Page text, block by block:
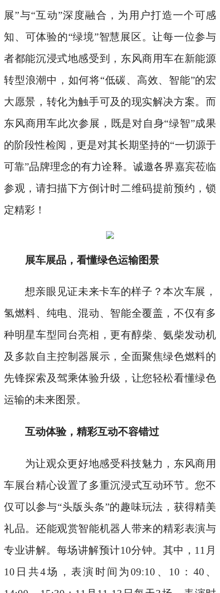
展”与“互动”深度融合，为用户打造一个可感
知、可体验的“绿境”智慧展区。让每一位参与
者都能沉浸式地感受到，东风商用车在新能源
转型浪潮中，如何将“低碳、高效、智能”的宏
大愿景，转化为触手可及的现实解决方案。而
东风商用车此次参展，既是对自身“绿智”成果
的阶段性检阅，更是对其长期坚持的“一切源于
可靠”品牌理念的有力诠释。诚邀各界嘉宾莅临
参观，请扫描下方倒计时二维码提前预约，锁
定精彩！
展车展品，看懂绿色运输图景
想亲眼见证未来卡车的样子？本次车展，
氢燃料、纯电、混动、智能全覆盖，不仅有多
种明星车型同台亮相，更有醇柴、氨柴发动机
及多款自主控制器展示，全面聚焦绿色燃料的
先锋探索及驾乘体验升级，让您轻松看懂绿色
运输的未来图景。
互动体验，精彩互动不容错过
为让观众更好地感受科技魅力，东风商用
车展台精心设置了多重沉浸式互动环节。您不
仅可以参与“头版头条”的趣味玩法，获得精美
礼品。还能观赏智能机器人带来的精彩表演与
专业讲解。每场讲解预计10分钟。其中，11月
10日共4场，表演时间为09:10、10：40、